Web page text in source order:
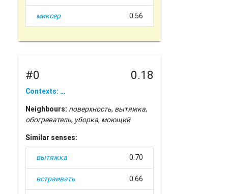
миксер 0.56
#0 0.18
Contexts: …
Neighbours: поверхность, вытяжка,
обогреватель, уборка, моющий
Similar senses:
вытяжка 0.70
встраивать 0.66